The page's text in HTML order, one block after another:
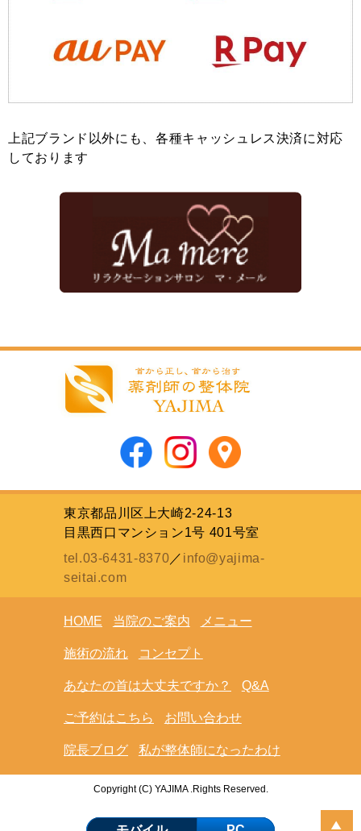
上記ブランド以外にも、各種キャッシュレス決済に対応
しております
東京都品川区上大崎2-24-13
目黒西口マンション1号 401号室
tel.03-6431-8370／ info@yajima-
seitai.com
HOME 当院のご案内 メニュー
施術の流れ コンセプト
あなたの首は大丈夫ですか？ Q&A
ご予約はこちら お問い合わせ
院長ブログ 私が整体師になったわけ
Copyright (C) YAJIMA .Rights Reserved.